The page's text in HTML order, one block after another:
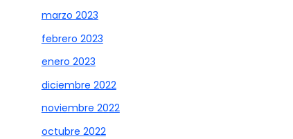
marzo 2023
febrero 2023
enero 2023
diciembre 2022
noviembre 2022
octubre 2022